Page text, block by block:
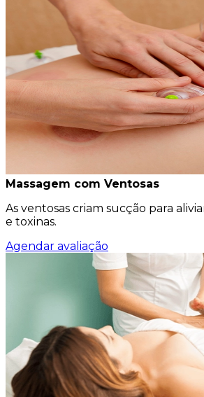
Massagem com Ventosas
As ventosas criam sucção para
e toxinas.
Agendar avaliação